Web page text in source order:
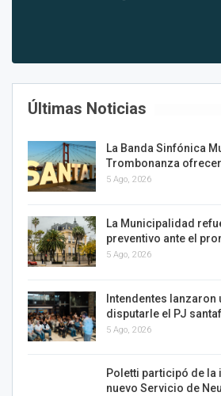
Últimas Noticias
La Banda Sinfónica
Trombonanza
5 Ago, 2026
La Municipalidad
preventivo ante el
5 Ago, 2026
Intendentes lanzaron
disputarle el PJ
5 Ago, 2026
Poletti participó de la
nuevo Servicio de